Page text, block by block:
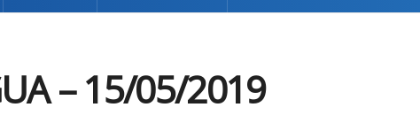
– 15/05/2019